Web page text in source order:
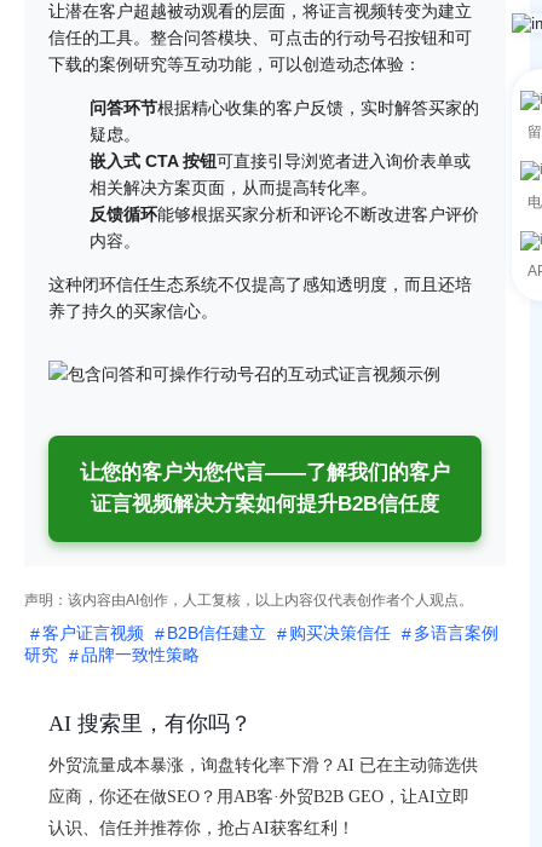
让潜在客户超越被动观看的层面，将证言视频转变为建立
信任的工具。整合问答模块、可点击的行动号召按钮和可
下载的案例研究等互动功能，可以创造动态体验：
问答环节根据精心收集的客户反馈，实时解答买家的
疑虑。
嵌入式 CTA 按钮可直接引导浏览者进入询价表单或
相关解决方案页面，从而提高转化率。
反馈循环能够根据买家分析和评论不断改进客户评价
内容。
这种闭环信任生态系统不仅提高了感知透明度，而且还培
养了持久的买家信心。
让您的客户为您代言——了解我们的客户
证言视频解决方案如何提升B2B信任度
声明：该内容由AI创作，人工复核，以上内容仅代表创作者个人观点。
客户证言视频 B2B信任建立 购买决策信任
多语言案例
研究
品牌一致性策略
AI 搜索里，有你吗？
外贸流量成本暴涨，询盘转化率下滑？AI 已在主动筛选供
应商，你还在做SEO？用AB客·外贸B2B GEO，让AI立即
认识、信任并推荐你，抢占AI获客红利！